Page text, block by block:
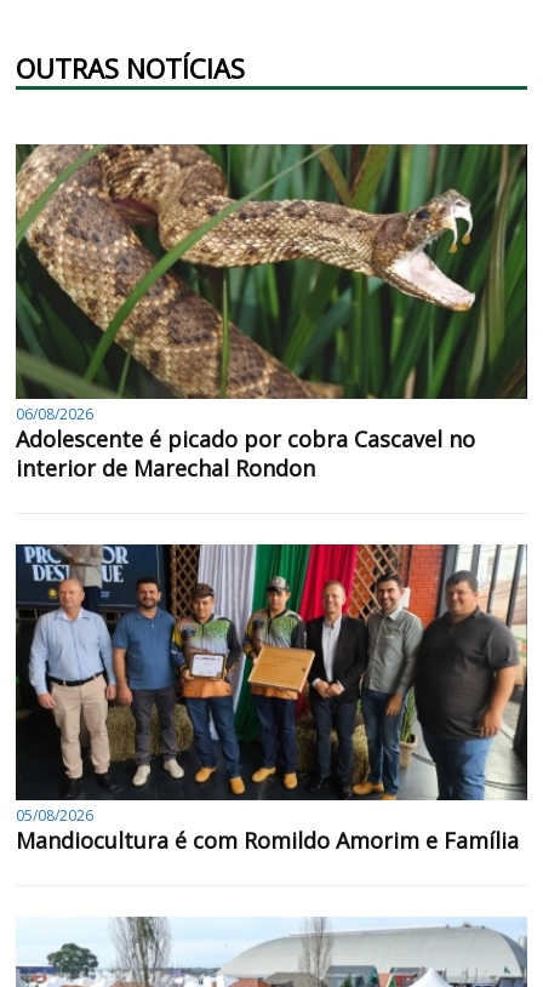
OUTRAS NOTÍCIAS
06/08/2026
Adolescente é picado por cobra Cascavel no
interior de Marechal Rondon
05/08/2026
Mandiocultura é com Romildo Amorim e Família